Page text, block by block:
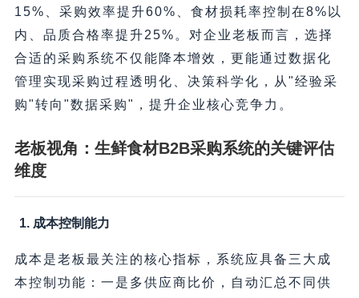
15%、采购效率提升60%、食材损耗率控制在8%以
内、品质合格率提升25%。对企业老板而言，选择
合适的采购系统不仅能降本增效，更能通过数据化
管理实现采购过程透明化、决策科学化，从"经验采
购"转向"数据采购"，提升企业核心竞争力。
老板视角：生鲜食材B2B采购系统的关键评估
维度
1. 成本控制能力
成本是老板最关注的核心指标，系统应具备三大成
本控制功能：一是多供应商比价，自动汇总不同供